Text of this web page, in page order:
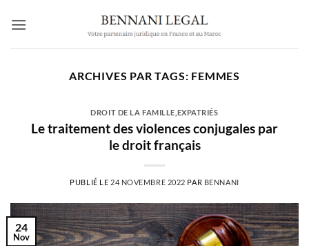
ARCHIVES PAR TAGS: FEMMES
DROIT DE LA FAMILLE EXPATRIÉS
Le traitement des violences conjugales par
le droit français
PUBLIÉ LE 24 NOVEMBRE 2022 PAR BENNANI
24
Nov